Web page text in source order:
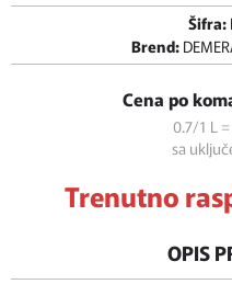
Šifra:
Brend:
Cena po
0.7/1 L =
sa
Trenutno
OPIS